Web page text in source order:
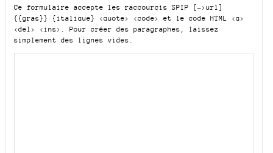
Ce formulaire accepte les raccourcis SPIP
[->url]
{{gras}} {italique} <quote> <code>
et le code HTML <q>
<del> <ins>
. Pour créer des paragraphes, laissez
simplement des lignes vides.